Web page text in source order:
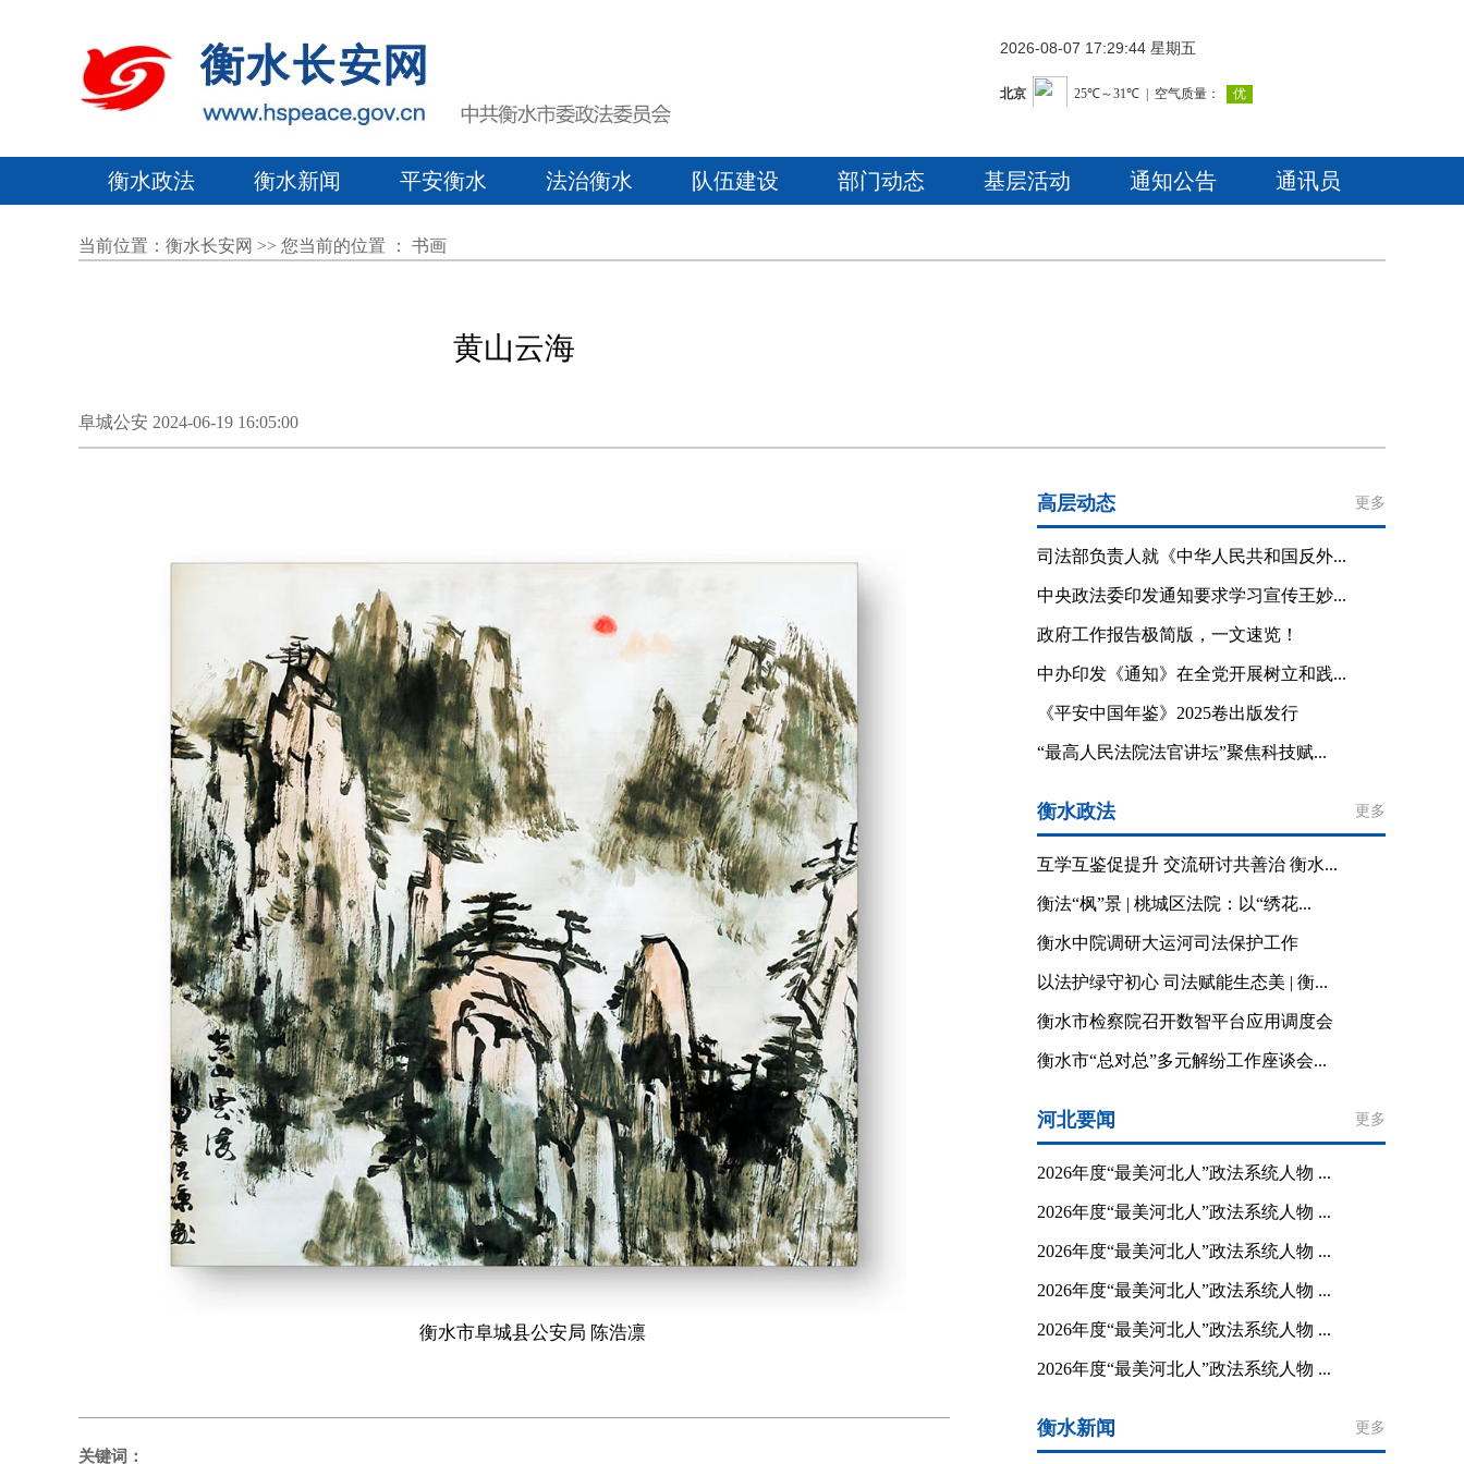
2026-08-07 17:29:44 星期五
衡水政法 衡水新闻 平安衡水 法治衡水 队伍建设 部门动态 基层活动 通知公告 通讯员
当前位置： 衡水长安网 >> 您当前的位置 ： 书画
黄山云海
阜城公安 2024-06-19 16:05:00
衡水市阜城县公安局 陈浩凛
关键词：
高层动态 更多
司法部负责人就《中华人民共和国反外...
中央政法委印发通知要求学习宣传王妙...
政府工作报告极简版，一文速览！
中办印发《通知》在全党开展树立和践...
《平安中国年鉴》2025卷出版发行
“最高人民法院法官讲坛”聚焦科技赋...
衡水政法 更多
互学互鉴促提升 交流研讨共善治 衡水...
衡法“枫”景 | 桃城区法院：以“绣花...
衡水中院调研大运河司法保护工作
以法护绿守初心 司法赋能生态美 | 衡...
衡水市检察院召开数智平台应用调度会
衡水市“总对总”多元解纷工作座谈会...
河北要闻 更多
2026年度“最美河北人”政法系统人物 ...
2026年度“最美河北人”政法系统人物 ...
2026年度“最美河北人”政法系统人物 ...
2026年度“最美河北人”政法系统人物 ...
2026年度“最美河北人”政法系统人物 ...
2026年度“最美河北人”政法系统人物 ...
衡水新闻 更多